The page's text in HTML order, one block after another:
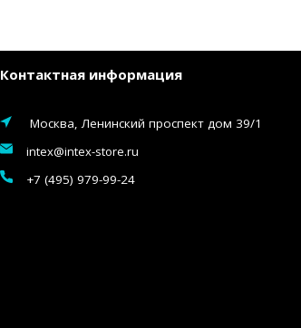
Контактная информация
Москва, Ленинский проспект дом 39/1
intex@intex-store.ru
+7 (495) 979-99-24